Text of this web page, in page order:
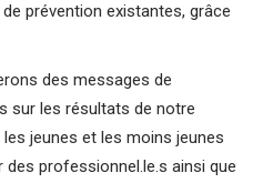
prévention existantes, grâce
des messages de
sur les résultats de notre
jeunes et les moins jeunes
professionnel.le.s ainsi que